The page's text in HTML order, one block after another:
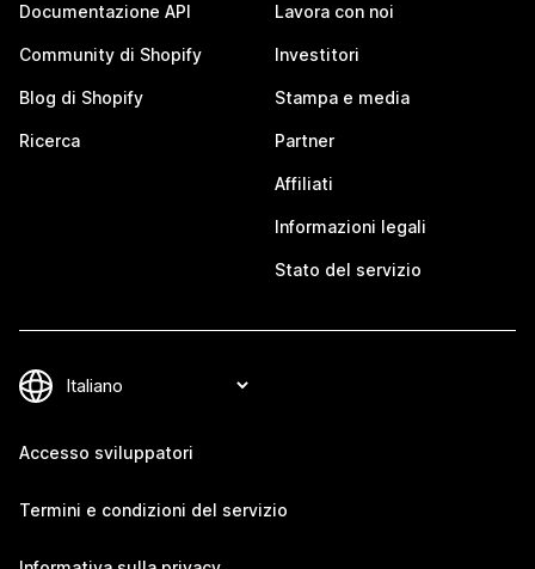
Documentazione API
Community di Shopify
Blog di Shopify
Ricerca
Lavora con noi
Investitori
Stampa e media
Partner
Affiliati
Informazioni legali
Stato del servizio
Accesso sviluppatori
Termini e condizioni del servizio